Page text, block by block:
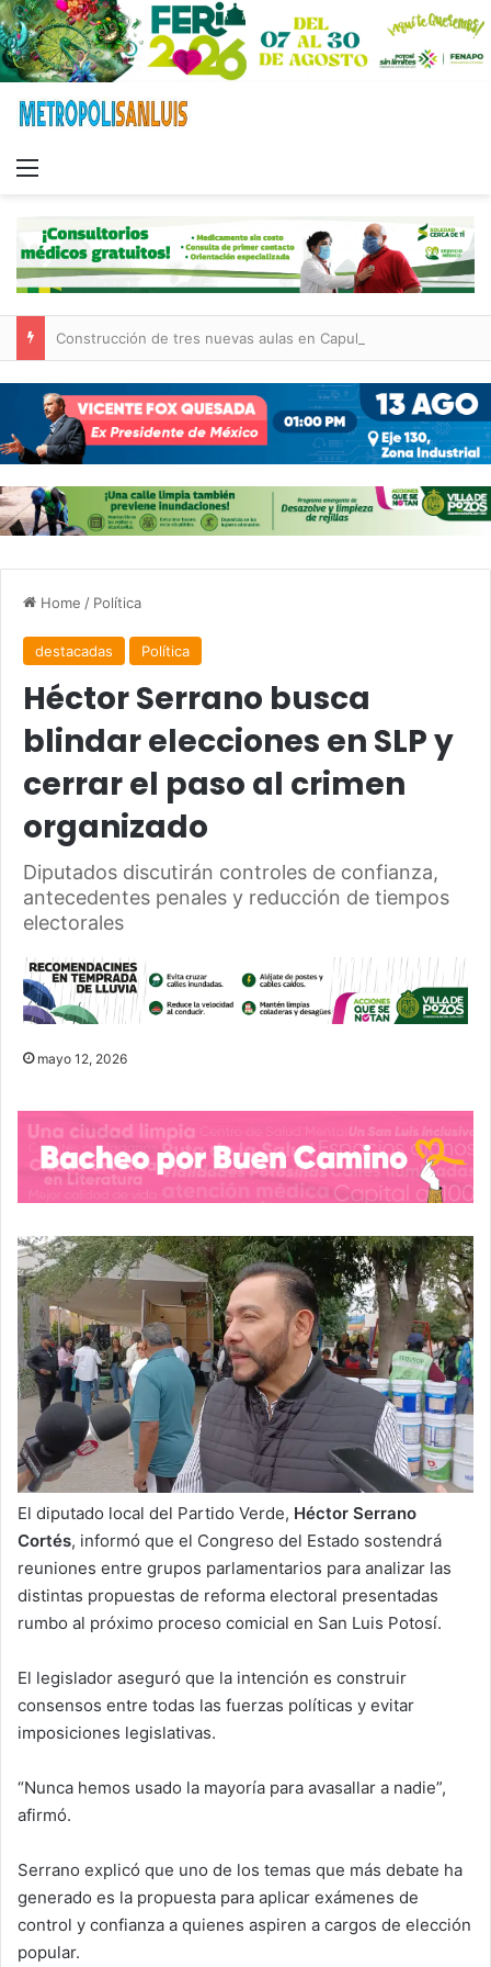
Home / Política
destacadas Política
Héctor Serrano busca
blindar elecciones en SLP y
cerrar el paso al crimen
organizado
Diputados discutirán controles de confianza,
antecedentes penales y reducción de tiempos
electorales
mayo 12, 2026
El diputado local del Partido Verde, Héctor Serrano
Cortés, informó que el Congreso del Estado sostendrá
reuniones entre grupos parlamentarios para analizar las
distintas propuestas de reforma electoral presentadas
rumbo al próximo proceso comicial en San Luis Potosí.
El legislador aseguró que la intención es construir
consensos entre todas las fuerzas políticas y evitar
imposiciones legislativas.
“Nunca hemos usado la mayoría para avasallar a nadie”,
afirmó.
Serrano explicó que uno de los temas que más debate ha
generado es la propuesta para aplicar exámenes de
control y confianza a quienes aspiren a cargos de elección
popular.